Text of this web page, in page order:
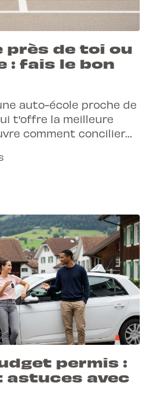
près de toi ou
: fais le bon
auto-école proche de
t'offre la meilleure
comment concilier
permis :
avec